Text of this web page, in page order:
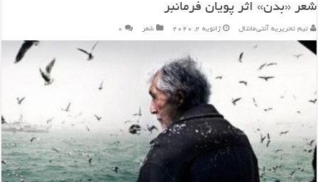
شعر «بدن» اثر پویان فرمانبر
تیم تحریریه آنتی‌مانتال ژانویه 2, 2020 شعر ۰